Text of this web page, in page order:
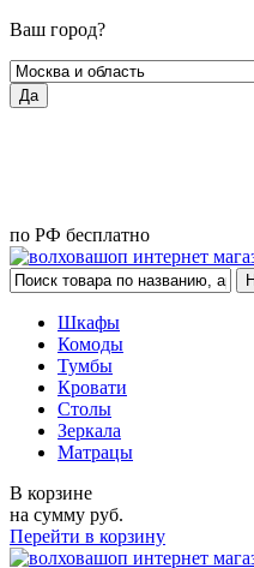
Ваш город?
Да
по РФ бесплатно
Шкафы
Комоды
Тумбы
Кровати
Столы
Зеркала
Матрацы
В корзине
на сумму руб.
Перейти в корзину